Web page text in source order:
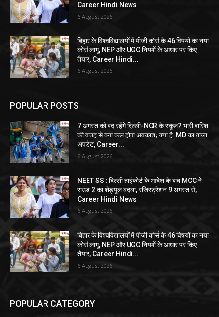
Career Hindi News
6 August 2026
बिहार के विश्वविद्यालयों में पीजी कोर्स के 46 विषयों का नया
कोर्स लागू, NEP और UGC नियमों के आधार पर किए
तैयार, Career Hindi...
6 August 2026
POPULAR POSTS
7 अगस्त को बंद रहेंगे दिल्ली-NCR के स्कूल? भारी बारिश
की वजह से क्या कल होगा अवकाश; क्या है IMD का ताजा
अपडेट, Career...
6 August 2026
NEET SS : दिल्ली हाईकोर्ट के आदेश के बाद MCC ने
राउंड 2 का शेड्यूल बदला, रजिस्ट्रेशन 9 अगस्त से,
Career Hindi News
6 August 2026
बिहार के विश्वविद्यालयों में पीजी कोर्स के 46 विषयों का नया
कोर्स लागू, NEP और UGC नियमों के आधार पर किए
तैयार, Career Hindi...
6 August 2026
POPULAR CATEGORY